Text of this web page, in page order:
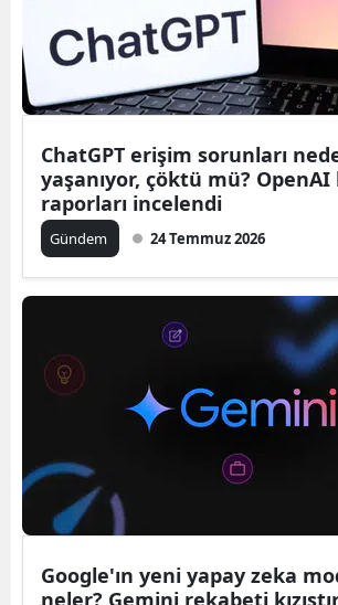
ChatGPT erişim sorunları
yaşanıyor, çöktü mü?
raporları incelendi
Gündem 24 Temmuz 2026
Google'ın yeni yapay zeka
neler? Gemini rekabeti